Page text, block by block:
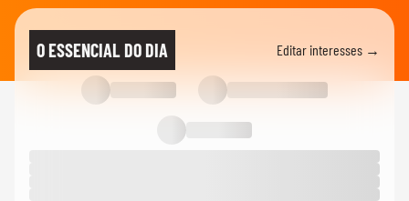
O ESSENCIAL DO DIA Editar interesses →